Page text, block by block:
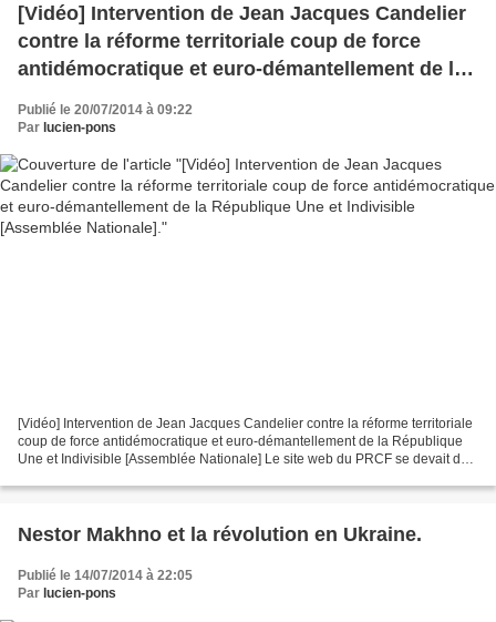
[Vidéo] Intervention de Jean Jacques Candelier
contre la réforme territoriale coup de force
antidémocratique et euro-démantellement de la
Nationale].
Publié le 20/07/2014 à 09:22
Par lucien-pons
[Vidéo] Intervention de Jean Jacques Candelier contre la réforme territoriale
coup de force antidémocratique et euro-démantellement de la République
Une et Indivisible [Assemblée Nationale] Le site web du PRCF se devait de
Nestor Makhno et la révolution en Ukraine.
Publié le 14/07/2014 à 22:05
Par lucien-pons